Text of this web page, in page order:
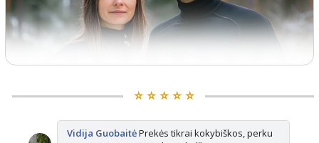
⭐️ ⭐️ ⭐️ ⭐️ ⭐️
Vidija GuobaitėPrekės tikrai kokybiškos, perku